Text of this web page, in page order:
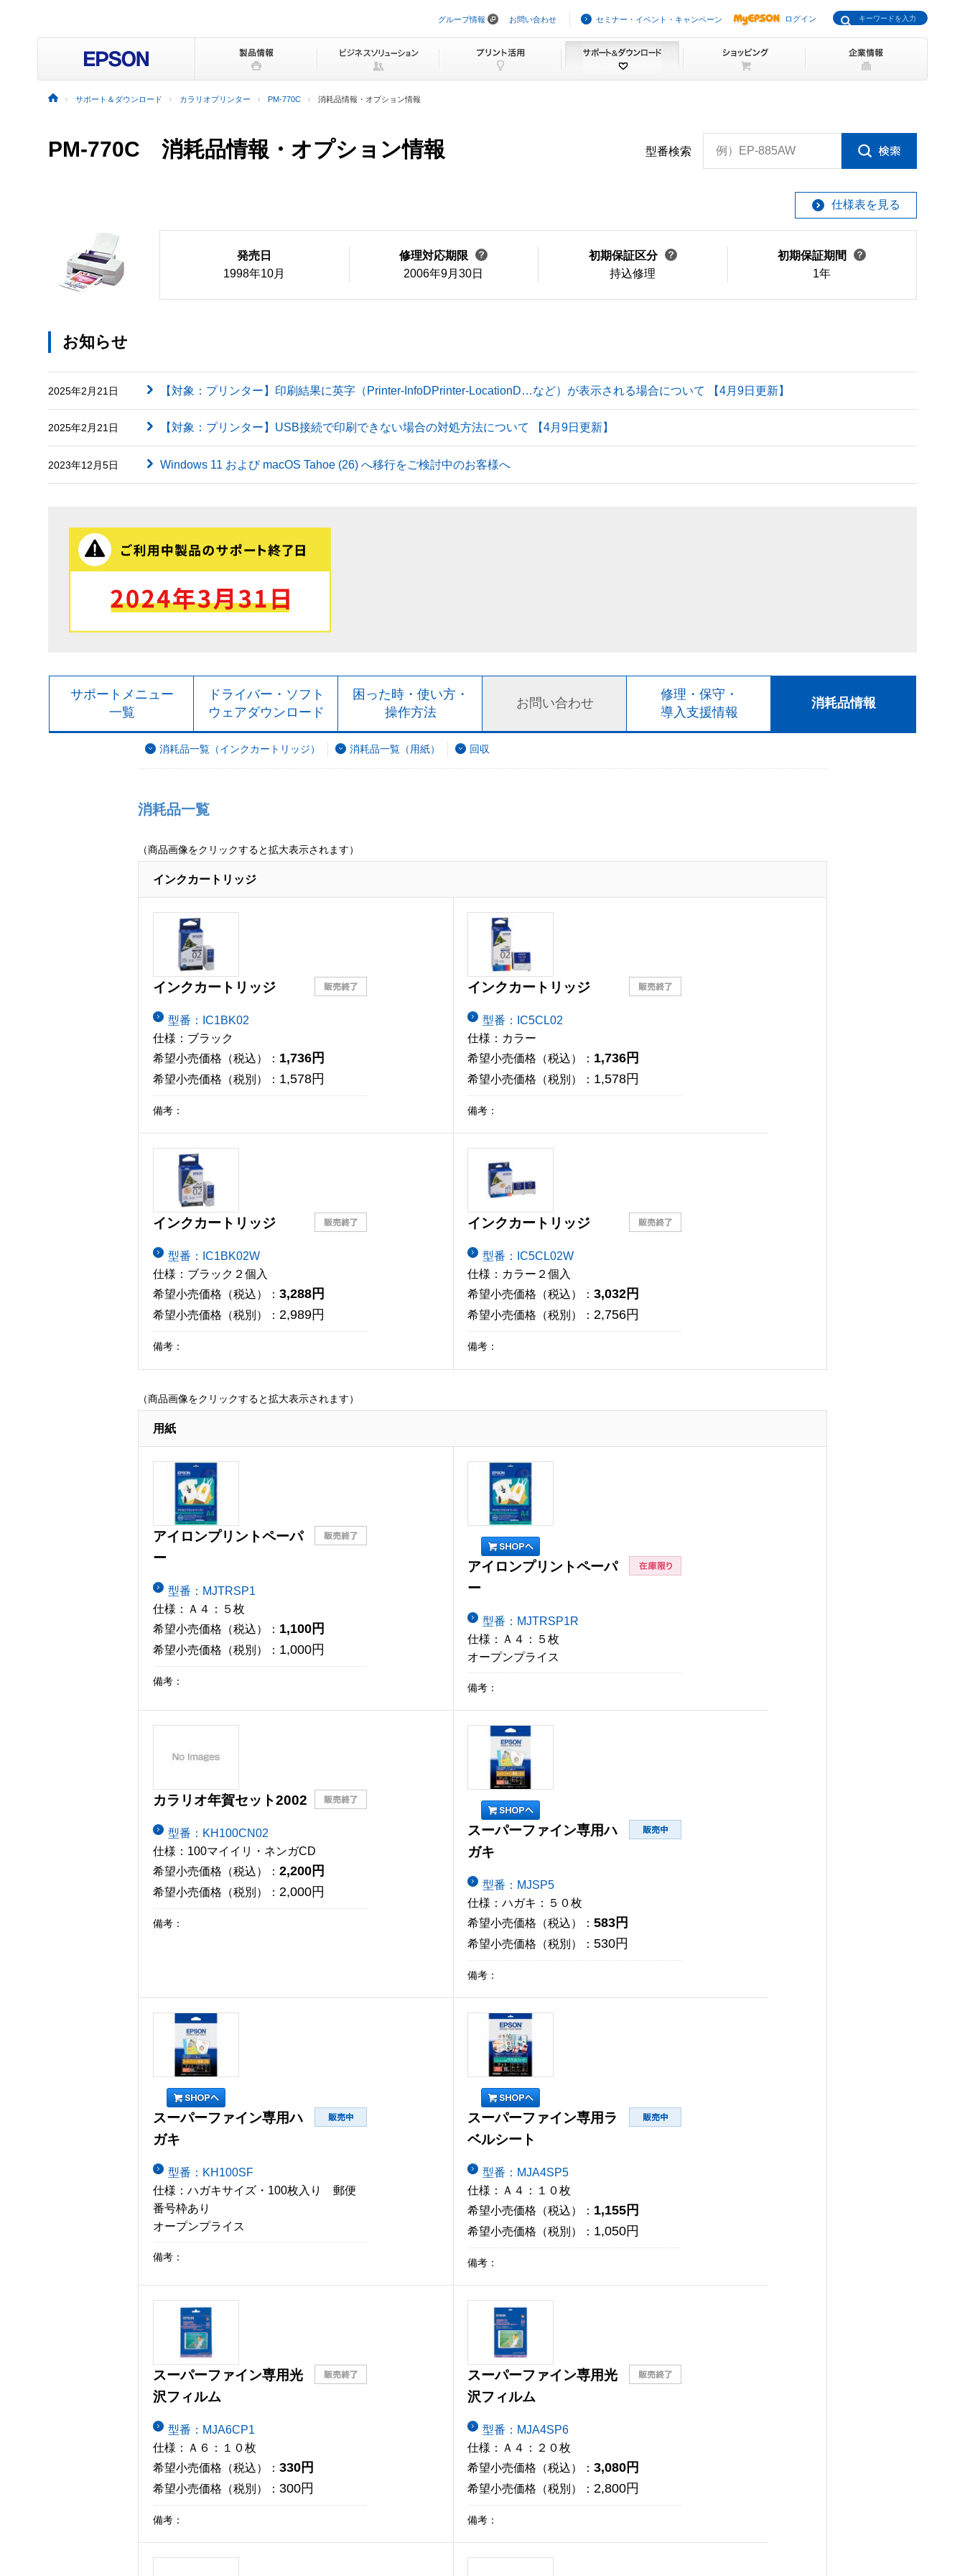
ビ
ョ
ッ
プ
グループ情報 お問い合わせ セミナー・イベント・キャンペーン ログイン
サポート＆ダウンロード カラリオプリンター PM-770C 消耗品情報・オプション情報
PM-770C 消耗品情報・オプション情報 型番検索 例）EP-885AW
仕様表を見る
発売日
1998年10月
修理対応期限
2006年9月30日
初期保証区分
持込修理
初期保証期間
1年
お知らせ
2025年2月21日 【対象：プリンター】印刷結果に英字（Printer-InfoDPrinter-LocationD…など）が表示される場合について 【4月9日更新】
2025年2月21日 【対象：プリンター】USB接続で印刷できない場合の対処方法について 【4月9日更新】
2023年12月5日 Windows 11 および macOS Tahoe (26) へ移行をご検討中のお客様へ
サポートメニュー
一覧
ドライバー・ソフト
ウェアダウンロード
困った時・使い方・
操作方法
お問い合わせ
修理・保守・
導入支援情報
消耗品情報
消耗品一覧（インクカートリッジ） 消耗品一覧（用紙） 回収
消耗品一覧
（商品画像をクリックすると拡大表示されます）
インクカートリッジ
インクカートリッジ
型番：IC1BK02
仕様：ブラック
希望小売価格（税込）： 1,736円
希望小売価格（税別）： 1,578円
備考：
インクカートリッジ
型番：IC5CL02
仕様：カラー
希望小売価格（税込）： 1,736円
希望小売価格（税別）： 1,578円
備考：
インクカートリッジ
型番：IC1BK02W
仕様：ブラック２個入
希望小売価格（税込）： 3,288円
希望小売価格（税別）： 2,989円
備考：
インクカートリッジ
型番：IC5CL02W
仕様：カラー２個入
希望小売価格（税込）： 3,032円
希望小売価格（税別）： 2,756円
備考：
（商品画像をクリックすると拡大表示されます）
用紙
アイロンプリントペーパ
ー
型番：MJTRSP1
仕様：Ａ４：５枚
希望小売価格（税込）： 1,100円
希望小売価格（税別）： 1,000円
備考：
アイロンプリントペーパ
ー
型番：MJTRSP1R
仕様：Ａ４：５枚
オープンプライス
備考：
カラリオ年賀セット2002
型番：KH100CN02
仕様：100マイイリ・ネンガCD
希望小売価格（税込）： 2,200円
希望小売価格（税別）： 2,000円
備考：
スーパーファイン専用ハ
ガキ
型番：MJSP5
仕様：ハガキ：５０枚
希望小売価格（税込）： 583円
希望小売価格（税別）： 530円
備考：
スーパーファイン専用ハ
ガキ
型番：KH100SF
仕様：ハガキサイズ・100枚入り 郵便
番号枠あり
オープンプライス
備考：
スーパーファイン専用ラ
ベルシート
型番：MJA4SP5
仕様：Ａ４：１０枚
希望小売価格（税込）： 1,155円
希望小売価格（税別）： 1,050円
備考：
スーパーファイン専用光
沢フィルム
型番：MJA6CP1
仕様：Ａ６：１０枚
希望小売価格（税込）： 330円
希望小売価格（税別）： 300円
備考：
スーパーファイン専用光
沢フィルム
型番：MJA4SP6
仕様：Ａ４：２０枚
希望小売価格（税込）： 3,080円
希望小売価格（税別）： 2,800円
備考：